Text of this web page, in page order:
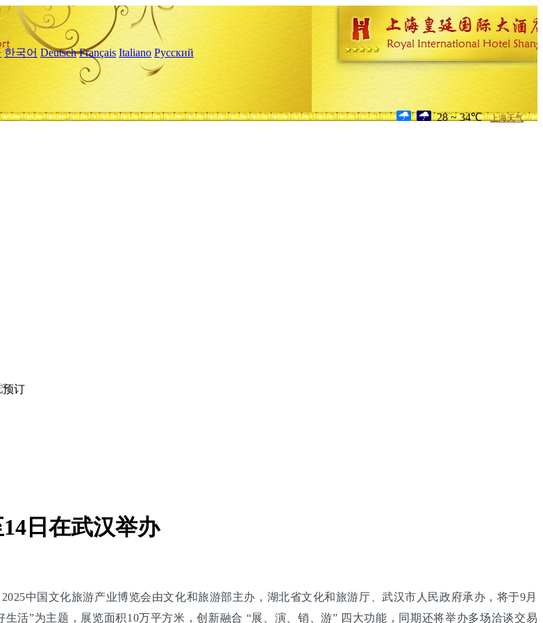
한국어 Deutsch Français Italiano Русский
28 ~ 34℃ 上海天气
日在武汉举办
中国文化旅游产业博览会由文化和旅游部主办，湖北省文化和旅游厅、武汉市人民政府承办，将于9月
活”为主题，展览面积10万平方米，创新融合 “展、演、销、游” 四大功能，同期还将举办多场洽谈交易